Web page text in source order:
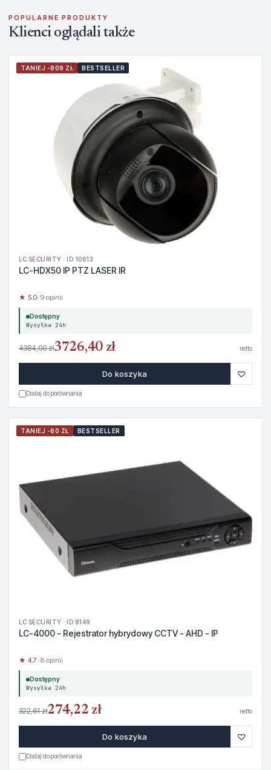
POPULARNE PRODUKTY
Klienci oglądali także
TANIEJ -809 ZŁ BESTSELLER
LC SECURITY · ID 10613
LC-HDX50 IP PTZ LASER IR
★ 5.0· 9 opinii
Dostępny
Wysyłka 24h
4384,00 zł3726,40 zł netto
Do koszyka ♡
Dodaj do porównania
TANIEJ -60 ZŁ BESTSELLER
LC SECURITY · ID 8149
LC-4000 - Rejestrator hybrydowy CCTV - AHD - IP
★ 4.7· 8 opinii
Dostępny
Wysyłka 24h
322,61 zł274,22 zł netto
Do koszyka ♡
Dodaj do porównania